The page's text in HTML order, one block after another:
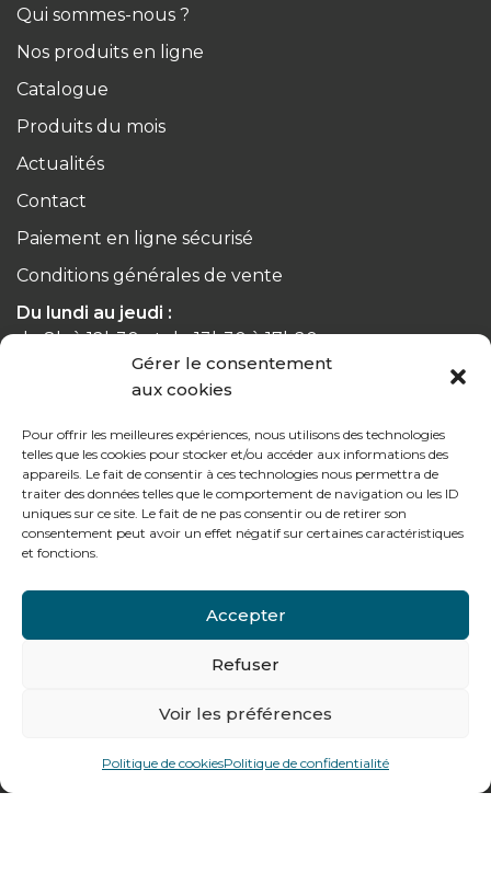
Gérer le consentement
aux cookies
Pour offrir les meilleures expériences, nous utilisons des technologies
telles que les cookies pour stocker et/ou accéder aux informations des
appareils. Le fait de consentir à ces technologies nous permettra de
traiter des données telles que le comportement de navigation ou les ID
uniques sur ce site. Le fait de ne pas consentir ou de retirer son
consentement peut avoir un effet négatif sur certaines caractéristiques
et fonctions.
Accepter
Refuser
Voir les préférences
Politique de cookiesPolitique de confidentialité
Qui sommes-nous ?
Nos produits en ligne
Catalogue
Produits du mois
Actualités
Contact
Paiement en ligne sécurisé
Conditions générales de vente
Du lundi au jeudi :
de 8h à 12h30 et de 13h30 à 17h20
Le vendredi :
Notre gamme pour les particuliers
Tél : + 33 (0)4 74 62 81 44
478 rue Alexandre Richetta